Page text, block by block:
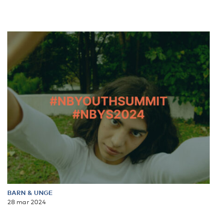
BARN & UNGE
28 mar 2024